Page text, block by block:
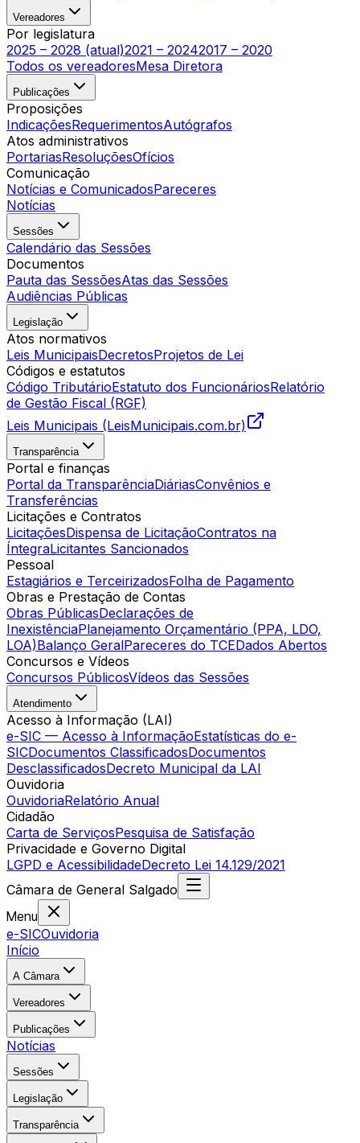
Vereadores
Por legislatura
2025 – 2028 (atual)2021 – 20242017 – 2020
Todos os vereadoresMesa Diretora
Publicações
Proposições
IndicaçõesRequerimentosAutógrafos
Atos administrativos
PortariasResoluçõesOfícios
Comunicação
Notícias e ComunicadosPareceres
Notícias
Sessões
Calendário das Sessões
Documentos
Pauta das SessõesAtas das Sessões
Audiências Públicas
Legislação
Atos normativos
Leis MunicipaisDecretosProjetos de Lei
Códigos e estatutos
Código TributárioEstatuto dos FuncionáriosRelatório
de Gestão Fiscal (RGF)
Leis Municipais (LeisMunicipais.com.br)
Transparência
Portal e finanças
Portal da TransparênciaDiáriasConvênios e
Transferências
Licitações e Contratos
LicitaçõesDispensa de LicitaçãoContratos na
ÍntegraLicitantes Sancionados
Pessoal
Estagiários e TerceirizadosFolha de Pagamento
Obras e Prestação de Contas
Obras PúblicasDeclarações de
InexistênciaPlanejamento Orçamentário (PPA, LDO,
LOA)Balanço GeralPareceres do TCEDados Abertos
Concursos e Vídeos
Concursos PúblicosVídeos das Sessões
Atendimento
Acesso à Informação (LAI)
e-SIC — Acesso à InformaçãoEstatísticas do e-
SICDocumentos ClassificadosDocumentos
DesclassificadosDecreto Municipal da LAI
Ouvidoria
OuvidoriaRelatório Anual
Cidadão
Carta de ServiçosPesquisa de Satisfação
Privacidade e Governo Digital
LGPD e AcessibilidadeDecreto Lei 14.129/2021
Câmara de General Salgado
Menu
e-SICOuvidoria
Início
A Câmara
Vereadores
Publicações
Notícias
Sessões
Legislação
Transparência